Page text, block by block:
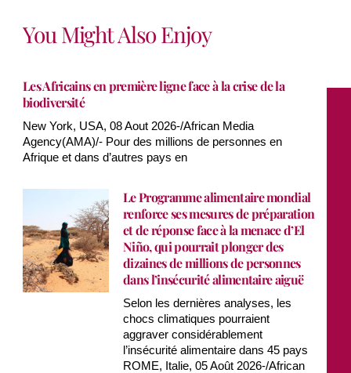
You Might Also Enjoy
Les Africains en première ligne face à la crise de la
biodiversité
New York, USA, 08 Aout 2026-/African Media
Agency(AMA)/- Pour des millions de personnes en
Afrique et dans d’autres pays en
Le Programme alimentaire mondial
renforce ses mesures de préparation
et de réponse face à la menace d’El
Niño, qui pourrait plonger des
dizaines de millions de personnes
dans l’insécurité alimentaire aiguë
Selon les dernières analyses, les
chocs climatiques pourraient
aggraver considérablement
l’insécurité alimentaire dans 45 pays
ROME, Italie, 05 Août 2026-/African